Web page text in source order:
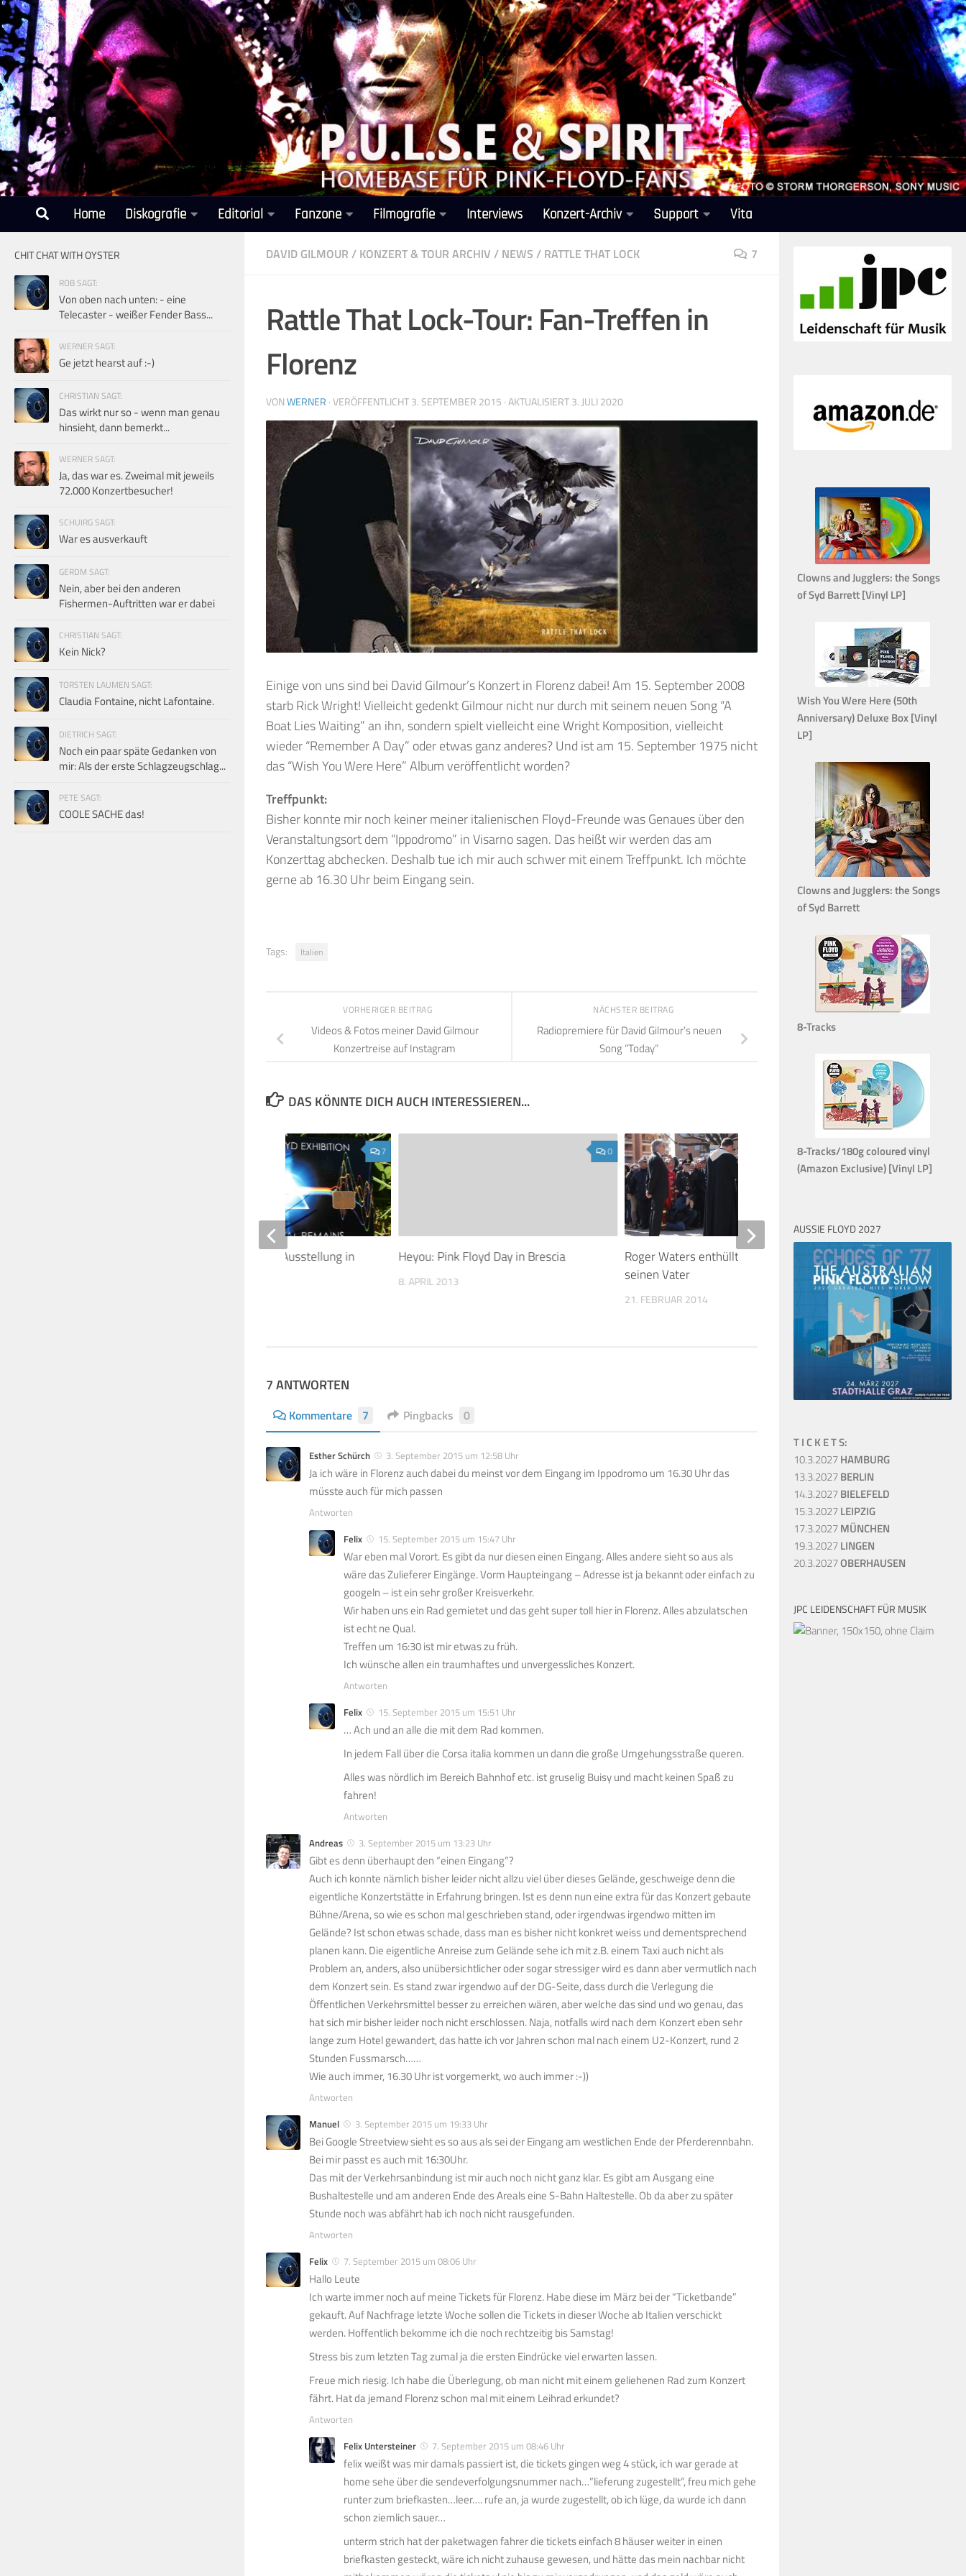
Unter dem Inhalt
Home Diskografie Editorial Fanzone Filmografie Interviews Konzert-Archiv Support Vita
DAVID GILMOUR / KONZERT & TOUR ARCHIV / NEWS / RATTLE THAT LOCK 7
Rattle That Lock-Tour: Fan-Treffen in
Florenz
VONWERNER · VERÖFFENTLICHT3. SEPTEMBER 2015 · AKTUALISIERT3. JULI 2020
Einige von uns sind bei David Gilmour’s Konzert in Florenz dabei! Am 15. September 2008
starb Rick Wright! Vielleicht gedenkt Gilmour nicht nur durch mit seinem neuen Song “A
Boat Lies Waiting” an ihn, sondern spielt vielleicht eine Wright Komposition, vielleicht
wieder “Remember A Day” oder etwas ganz anderes? Und ist am 15. September 1975 nicht
das “Wish You Were Here” Album veröffentlicht worden?
Treffpunkt:
Bisher konnte mir noch keiner meiner italienischen Floyd-Freunde was Genaues über den
Veranstaltungsort dem “Ippodromo” in Visarno sagen. Das heißt wir werden das am
Konzerttag abchecken. Deshalb tue ich mir auch schwer mit einem Treffpunkt. Ich möchte
gerne ab 16.30 Uhr beim Eingang sein.
Tags: Italien
NÄCHSTER BEITRAG
Radiopremiere für David Gilmour’s neuen
Song “Today”
VORHERIGER BEITRAG
Videos & Fotos meiner David Gilmour
Konzertreise auf Instagram
DAS KÖNNTE DICH AUCH INTERESSIEREN...
0
Heyou: Pink Floyd Day in Brescia
8. APRIL 2013
2
Roger Waters enthüllte Denkmal für
seinen Vater
21. FEBRUAR 2014
Gathered together:
and Strange
26. SEPTEMBER 2024
7
Desaster: Pink Floyd Ausstellung in
7 ANTWORTEN
Kommentare 7 Pingbacks 0
Esther Schürch 3. September 2015 um 12:58 Uhr
Ja ich wäre in Florenz auch dabei du meinst vor dem Eingang im Ippodromo um 16.30 Uhr das
müsste auch für mich passen
Antworten
Felix
15. September 2015 um 15:47 Uhr
War eben mal Vorort. Es gibt da nur diesen einen Eingang. Alles andere sieht so aus als
wäre das Zulieferer Eingänge. Vorm Haupteingang – Adresse ist ja bekannt oder einfach zu
googeln – ist ein sehr großer Kreisverkehr.
Wir haben uns ein Rad gemietet und das geht super toll hier in Florenz. Alles abzulatschen
ist echt ne Qual.
Treffen um 16:30 ist mir etwas zu früh.
Ich wünsche allen ein traumhaftes und unvergessliches Konzert.
Antworten
Felix
15. September 2015 um 15:51 Uhr
… Ach und an alle die mit dem Rad kommen.
In jedem Fall über die Corsa italia kommen un dann die große Umgehungsstraße queren.
Alles was nördlich im Bereich Bahnhof etc. ist gruselig Buisy und macht keinen Spaß zu
fahren!
Antworten
Andreas
3. September 2015 um 13:23 Uhr
Gibt es denn überhaupt den “einen Eingang”?
Auch ich konnte nämlich bisher leider nicht allzu viel über dieses Gelände, geschweige denn die
eigentliche Konzertstätte in Erfahrung bringen. Ist es denn nun eine extra für das Konzert gebaute
Bühne/Arena, so wie es schon mal geschrieben stand, oder irgendwas irgendwo mitten im
Gelände? Ist schon etwas schade, dass man es bisher nicht konkret weiss und dementsprechend
planen kann. Die eigentliche Anreise zum Gelände sehe ich mit z.B. einem Taxi auch nicht als
Problem an, anders, also unübersichtlicher oder sogar stressiger wird es dann aber vermutlich nach
dem Konzert sein. Es stand zwar irgendwo auf der DG-Seite, dass durch die Verlegung die
Öffentlichen Verkehrsmittel besser zu erreichen wären, aber welche das sind und wo genau, das
hat sich mir bisher leider noch nicht erschlossen. Naja, notfalls wird nach dem Konzert eben sehr
lange zum Hotel gewandert, das hatte ich vor Jahren schon mal nach einem U2-Konzert, rund 2
Stunden Fussmarsch……
Wie auch immer, 16.30 Uhr ist vorgemerkt, wo auch immer :-))
Antworten
Manuel
3. September 2015 um 19:33 Uhr
Bei Google Streetview sieht es so aus als sei der Eingang am westlichen Ende der Pferderennbahn.
Bei mir passt es auch mit 16:30Uhr.
Das mit der Verkehrsanbindung ist mir auch noch nicht ganz klar. Es gibt am Ausgang eine
Bushaltestelle und am anderen Ende des Areals eine S-Bahn Haltestelle. Ob da aber zu später
Stunde noch was abfährt hab ich noch nicht rausgefunden.
Antworten
Felix
7. September 2015 um 08:06 Uhr
Hallo Leute
Ich warte immer noch auf meine Tickets für Florenz. Habe diese im März bei der “Ticketbande”
gekauft. Auf Nachfrage letzte Woche sollen die Tickets in dieser Woche ab Italien verschickt
werden. Hoffentlich bekomme ich die noch rechtzeitig bis Samstag!
Stress bis zum letzten Tag zumal ja die ersten Eindrücke viel erwarten lassen.
Freue mich riesig. Ich habe die Überlegung, ob man nicht mit einem geliehenen Rad zum Konzert
fährt. Hat da jemand Florenz schon mal mit einem Leihrad erkundet?
Antworten
Felix Untersteiner
7. September 2015 um 08:46 Uhr
felix weißt was mir damals passiert ist, die tickets gingen weg 4 stück, ich war gerade at
home sehe über die sendeverfolgungsnummer nach…”lieferung zugestellt”, freu mich gehe
runter zum briefkasten…leer…. rufe an, ja wurde zugestellt, ob ich lüge, da wurde ich dann
schon ziemlich sauer…
unterm strich hat der paketwagen fahrer die tickets einfach 8 häuser weiter in einen
briefkasten gesteckt, wäre ich nicht zuhause gewesen, und hätte das mein nachbar nicht
CHIT CHAT WITH OYSTER
ROB SAGT:
Von oben nach unten: - eine
Telecaster - weißer Fender Bass...
WERNER SAGT:
Ge jetzt hearst auf :-)
CHRISTIAN SAGT:
Das wirkt nur so - wenn man genau
hinsieht, dann bemerkt...
WERNER SAGT:
Ja, das war es. Zweimal mit jeweils
72.000 Konzertbesucher!
SCHUIRG SAGT:
War es ausverkauft
GERDM SAGT:
Nein, aber bei den anderen
Fishermen-Auftritten war er dabei
CHRISTIAN SAGT:
Kein Nick?
TORSTEN LAUMEN SAGT:
Claudia Fontaine, nicht Lafontaine.
DIETRICH SAGT:
Noch ein paar späte Gedanken von
mir: Als der erste Schlagzeugschlag...
PETE SAGT:
COOLE SACHE das!
Clowns and Jugglers: the Songs
of Syd Barrett [Vinyl LP]
Wish You Were Here (50th
Anniversary) Deluxe Box [Vinyl
LP]
Clowns and Jugglers: the Songs
of Syd Barrett
8-Tracks
8-Tracks/180g coloured vinyl
(Amazon Exclusive) [Vinyl LP]
AUSSIE FLOYD 2027
T I C K E T S:
10.3.2027HAMBURG
13.3.2027BERLIN
14.3.2027BIELEFELD
15.3.2027LEIPZIG
17.3.2027MÜNCHEN
19.3.2027LINGEN
20.3.2027OBERHAUSEN
JPC LEIDENSCHAFT FÜR MUSIK